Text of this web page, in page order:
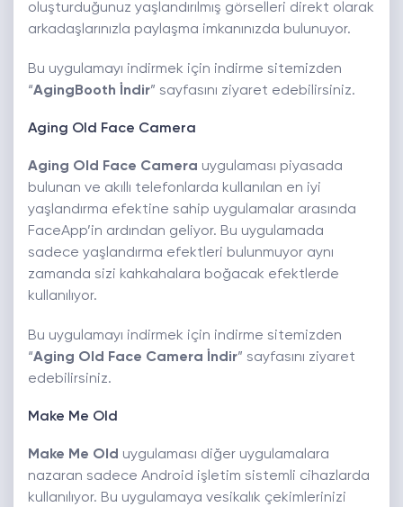
oluşturduğunuz yaşlandırılmış görselleri direkt olarak
arkadaşlarınızla paylaşma imkanınızda bulunuyor.
Bu uygulamayı indirmek için indirme sitemizden
“AgingBooth İndir” sayfasını ziyaret edebilirsiniz.
Aging Old Face Camera
Aging Old Face Camera uygulaması piyasada
bulunan ve akıllı telefonlarda kullanılan en iyi
yaşlandırma efektine sahip uygulamalar arasında
FaceApp’in ardından geliyor. Bu uygulamada
sadece yaşlandırma efektleri bulunmuyor aynı
zamanda sizi kahkahalara boğacak efektlerde
kullanılıyor.
Bu uygulamayı indirmek için indirme sitemizden
“Aging Old Face Camera İndir” sayfasını ziyaret
edebilirsiniz.
Make Me Old
Make Me Old uygulaması diğer uygulamalara
nazaran sadece Android işletim sistemli cihazlarda
kullanılıyor. Bu uygulamaya vesikalık çekimlerinizi